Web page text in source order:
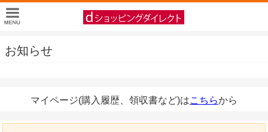
お知らせ
マイページ(購入履歴、領収書など)はこちらから